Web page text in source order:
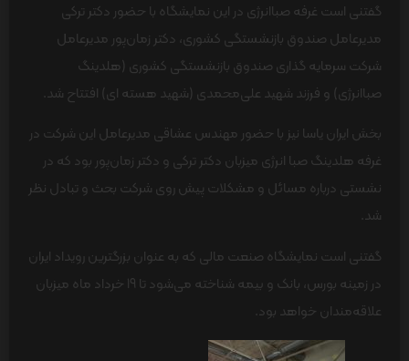
گفتنی است غرفه صباانرژی در این نمایشگاه با حضور دکتر ترکی
مدیرعامل صندوق بازنشستگی کشوری، دکتر زمان‌پور مدیرعامل
شرکت سرمایه گذاری صندوق بازنشستگی کشوری (هلدینگ
صباانرژی) و فرزند شهید علی‌محمدی (شهید هسته ای) افتتاح شد.
بخش ایران یاسا نیز با حضور مهندس عشاقی مدیرعامل این شرکت در
غرفه هلدینگ صبا انرژی میزبان دکتر ترکی و دکتر زمان‌پور بود که در
نشستی درباره مسائل و مشکلات پیش روی شرکت بحث و تبادل نظر
شد.
گفتنی است نمایشگاه صنعت مالی که به عنوان بزرگترین رویداد ایران
در زمینه بورس، بانک و بیمه شناخته می‌شود تا 19 خرداد ماه میزبان
علاقه‌مندان خواهد بود.